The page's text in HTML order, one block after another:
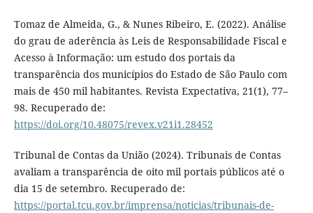
Tomaz de Almeida, G., & Nunes Ribeiro, E. (2022). Análise
do grau de aderência às Leis de Responsabilidade Fiscal e
Acesso à Informação: um estudo dos portais da
transparência dos municípios do Estado de São Paulo com
mais de 450 mil habitantes. Revista Expectativa, 21(1), 77–
98. Recuperado de:
https://doi.org/10.48075/revex.v21i1.28452
Tribunal de Contas da União (2024). Tribunais de Contas
avaliam a transparência de oito mil portais públicos até o
dia 15 de setembro. Recuperado de:
https://portal.tcu.gov.br/imprensa/noticias/tribunais-de-